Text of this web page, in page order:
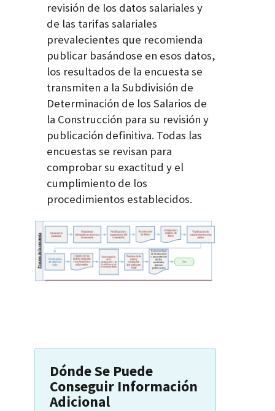
revisión de los datos salariales y
de las tarifas salariales
prevalecientes que recomienda
publicar basándose en esos datos,
los resultados de la encuesta se
transmiten a la Subdivisión de
Determinación de los Salarios de
la Construcción para su revisión y
publicación definitiva. Todas las
encuestas se revisan para
comprobar su exactitud y el
cumplimiento de los
procedimientos establecidos.
Dónde Se Puede
Conseguir Información
Adicional